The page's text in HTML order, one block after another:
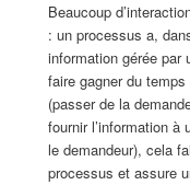
Beaucoup
: un processus a,
information gérée par
faire gagner du
(passer de la
fournir l’information à
le demandeur), cela
processus et assure